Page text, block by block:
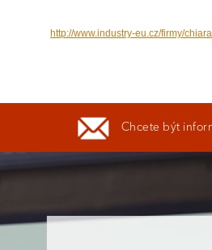
http://www.industry-eu.cz/firmy/
Chcete být